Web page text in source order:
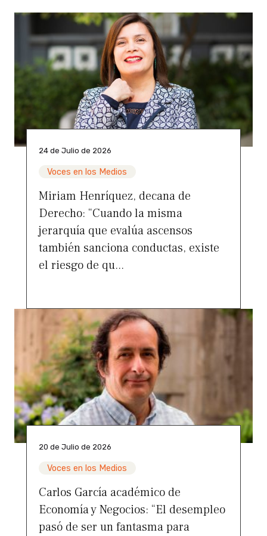
24 de Julio de 2026
Voces en los Medios
Miriam Henríquez, decana de
Derecho: “Cuando la misma
jerarquía que evalúa ascensos
también sanciona conductas, existe
el riesgo de qu...
20 de Julio de 2026
Voces en los Medios
Carlos García académico de
Economía y Negocios: “El desempleo
pasó de ser un fantasma para